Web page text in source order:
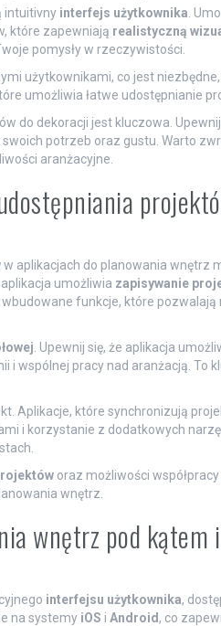
intuitivny interfejs użytkownika .
które zapewniają realistyczną
pomysły w rzeczywistości.
użytkownikami, co jest
umożliwia łatwe udostępnianie
do dekoracji jest kluczowa.
potrzeb oraz gustu. Warto
aranżacyjne.
w aplikacjach do planowania wnętrz
umożliwia zapisywanie
funkcje, które pozwalają
. Upewnij się, że aplikacja
i wspólnej pracy nad aranżacją. To
Aplikacje, które synchronizują
i korzystanie z dodatkowych
oraz możliwości
wnętrz.
wnętrz pod
interfejsu użytkownika,
na systemy iOS i Android , co